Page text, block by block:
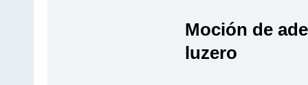
Moción de
luzero